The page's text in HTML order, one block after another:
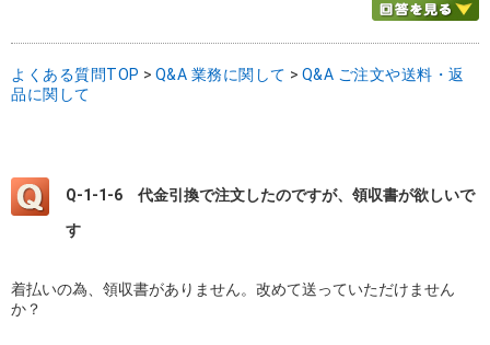
よくある質問TOP > Q&A 業務に関して > Q&A ご注文や送料・返
品に関して
Q-1-1-6 代金引換で注文したのですが、領収書が欲しいで
す
着払いの為、領収書がありません。改めて送っていただけません
か？